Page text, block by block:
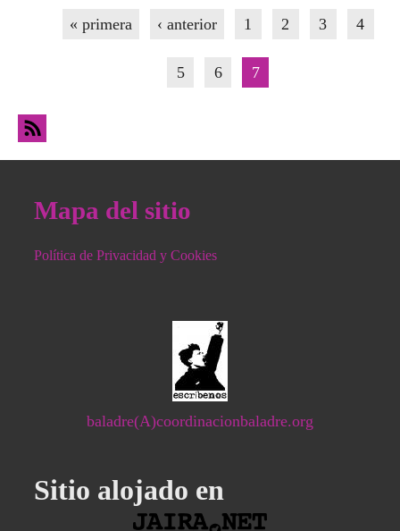
« primera ‹ anterior 1 2 3 4
5 6 7
Mapa del sitio
Política de Privacidad y Cookies
baladre(A)coordinacionbaladre.org
Sitio alojado en